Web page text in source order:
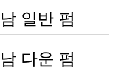
남 일반 펌
남 다운 펌